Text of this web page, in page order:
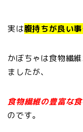
実は腹持ちが良い
かぼちゃは食物繊
ましたが、
食物繊維の豊富な
のです。